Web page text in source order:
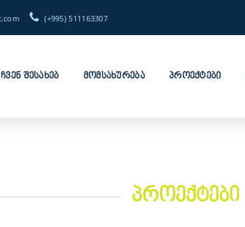
(+995) 511163307
ჩვენ შესახებ მომსახურება პროექტები
პროექტები